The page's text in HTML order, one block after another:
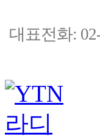
대표전화: